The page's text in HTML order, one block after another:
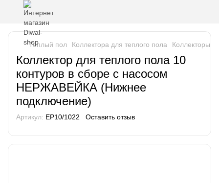
Теплый пол Коллектора для теплого пола Коллекторы
Коллектор для теплого пола 10
контуров в сборе с насосом
НЕРЖАВЕЙКА (Нижнее
подключение)
Артикул: EP10/1022 Оставить отзыв